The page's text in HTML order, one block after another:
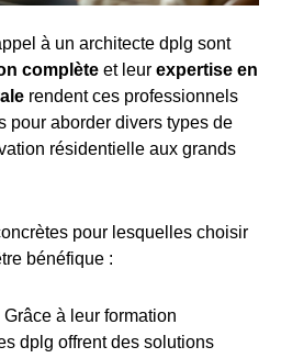
à un architecte dplg sont
complète et leur expertise en
rendent ces professionnels
pour aborder divers types de
résidentielle aux grands
pour lesquelles choisir
bénéfique :
Grâce à leur formation
dplg offrent des solutions